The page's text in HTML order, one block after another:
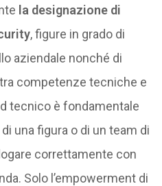
la designazione di
, figure in grado di
aziendale nonché di
competenze tecniche e
tecnico è fondamentale
una figura o di un team di
correttamente con
Solo l’empowerment di